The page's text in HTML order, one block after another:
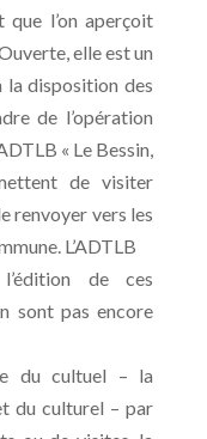
que l’on aperçoit
elle est un
la disposition des
de l’opération
« Le Bessin,
de visiter
renvoyer vers les
L’ADTLB
l’édition de ces
sont pas encore
du cultuel – la
du culturel – par